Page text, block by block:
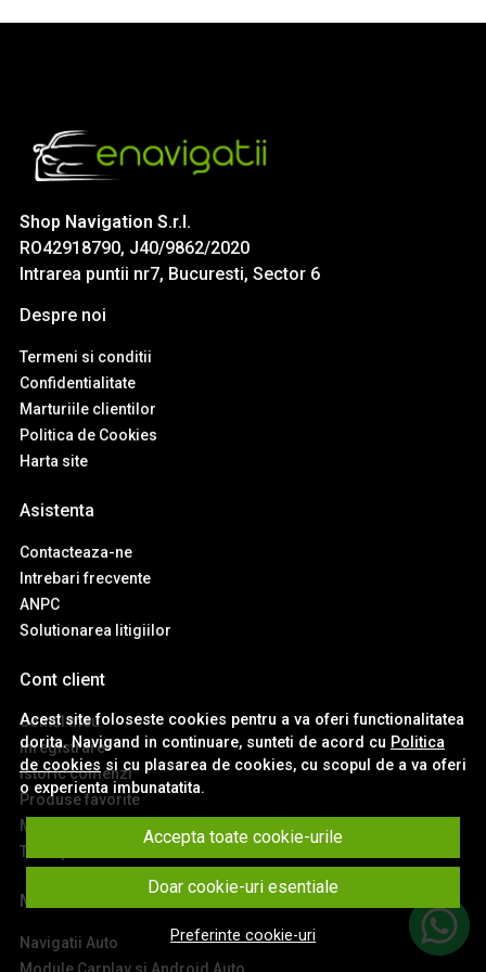
Acest site foloseste cookies pentru a va oferi functionalitatea
dorita. Navigand in continuare, sunteti de acord cu Politica
de cookies si cu plasarea de cookies, cu scopul de a va oferi
o experienta imbunatatita.
Accepta toate cookie-urile
Doar cookie-uri esentiale
Preferinte cookie-uri
Shop Navigation S.r.l.
RO42918790, J40/9862/2020
Intrarea puntii nr7, Bucuresti, Sector 6
Despre noi
Termeni si conditii
Confidentialitate
Marturiile clientilor
Politica de Cookies
Harta site
Asistenta
Contacteaza-ne
Intrebari frecvente
ANPC
Solutionarea litigiilor
Cont client
Contul meu
Inregistrare
Istoric comenzi
Produse favorite
Metode de plata
Transport si retururi
Main
Navigatii Auto
Module Carplay si Android Auto